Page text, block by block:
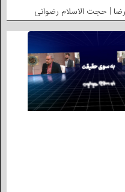
| حجت الاسلام رضوانی